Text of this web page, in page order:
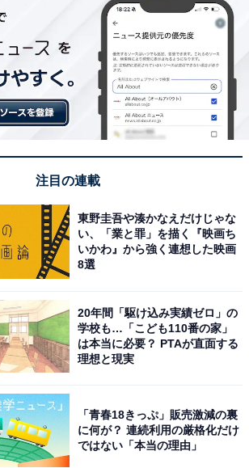
ュサウナと、地下水を使った冷たい
開放的な外気浴スペースの組み合わ
ます。
ンで食べられる特製ラーメンや群馬
ーナー」でのんびり仮眠や漫画を楽
注目の連載
東野圭吾や湊かなえだけじゃな
い、「業と罪」を描く『映画ち
いかわ』から強く連想した映画
8選
20年間「駆け込み実績ゼロ」の
学校も…「こども110番の家」
は本当に必要？ PTAが直面する
理想と現実
「青春18きっぷ」販売激減の裏
に何が？ 連続利用の厳格化だけ
ではない「本当の理由」